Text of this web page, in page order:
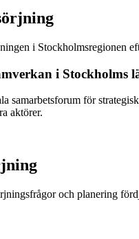
i Stockholmsregionen
i Stockholms
samarbetsforum för
aktörer.
och planering